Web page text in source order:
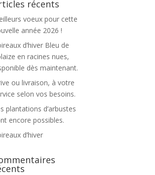
récents
voeux pour cette
année 2026 !
d’hiver Bleu de
en racines nues,
dès maintenant.
ou livraison, à votre
selon vos besoins.
plantations d’arbustes
encore possibles.
d’hiver